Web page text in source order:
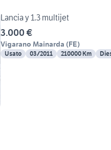
Lancia y 1.3 multijet
3.000 €
Vigarano Mainarda (FE)
Usato 03/2011 210000 Km